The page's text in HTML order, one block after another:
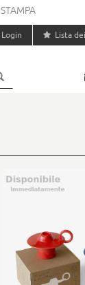
STAMPA
Login Lista